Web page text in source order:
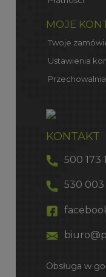
MOJE
Twoje
Ustawienia
Przechowalnia
KONTAKT
500 173
530 003
Obsługa w